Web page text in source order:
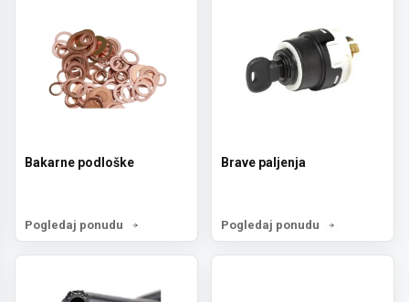
Bakarne podloške
Pogledaj ponudu
Brave paljenja
Pogledaj ponudu